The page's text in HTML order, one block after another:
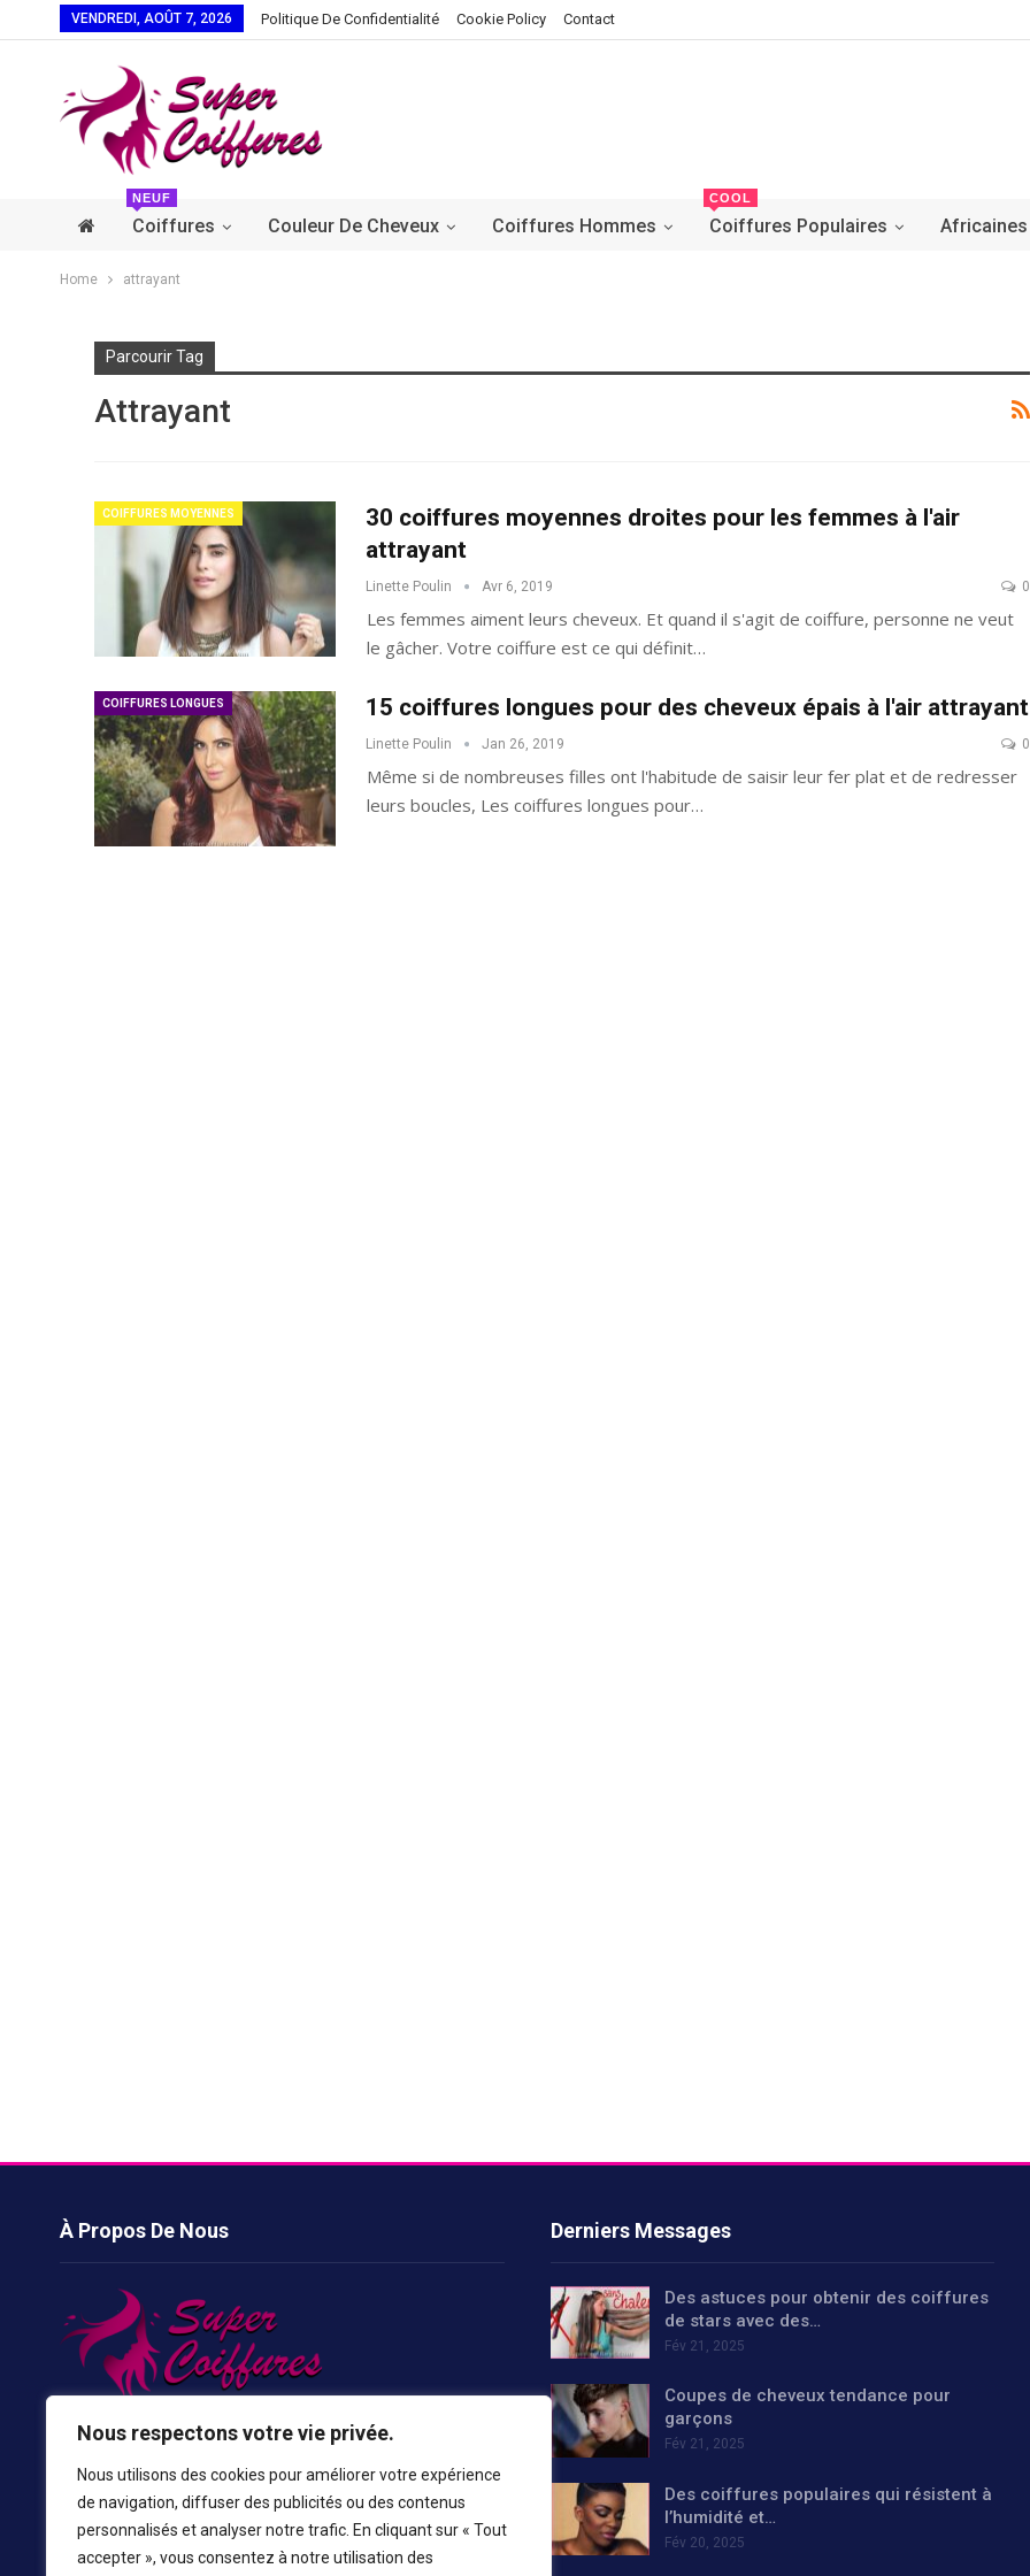
Nous respectons votre vie privée.
Nous utilisons des cookies pour améliorer votre expérience
de navigation, diffuser des publicités ou des contenus
personnalisés et analyser notre trafic. En cliquant sur « Tout
accepter », vous consentez à notre utilisation des
VENDREDI, AOÛT 7, 2026 Politique De Confidentialité Cookie Policy Contact
Coiffures
NEUF
Couleur De Cheveux Coiffures Hommes Coiffures Populaires
COOL
Africaines
Home attrayant
Parcourir Tag
Attrayant
COIFFURES MOYENNES
30 coiffures moyennes droites pour les femmes à l'air
attrayant
Linette Poulin Avr 6, 2019 0
Les femmes aiment leurs cheveux. Et quand il s'agit de coiffure, personne ne veut
le gâcher. Votre coiffure est ce qui définit…
COIFFURES LONGUES 15 coiffures longues pour des cheveux épais à l'air attrayant
Linette Poulin Jan 26, 2019 0
Même si de nombreuses filles ont l'habitude de saisir leur fer plat et de redresser
leurs boucles, Les coiffures longues pour…
40 Idées De Cheveux Bleu Ombre
66 Pixie Cuts Pour Cheveux Épais /
Minces
À Propos De Nous
Les coupes de cheveux sont quelque chose qui va nous
rendre plus beau, de sorte que toutes les personnes du
monde prennent des inspirations plus stylées et plus
chaudes de notre site.
Derniers Messages
Des astuces pour obtenir des coiffures
de stars avec des…
Fév 21, 2025
Coupes de cheveux tendance pour
garçons
Fév 21, 2025
Des coiffures populaires qui résistent à
l’humidité et…
Fév 20, 2025